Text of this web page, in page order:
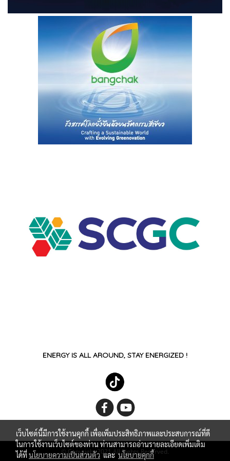
ENERGY IS ALL AROUND, STAY ENERGIZED !
© Copyright 2021 All Rights Reserved.
เว็บไซต์นี้มีการใช้งานคุกกี้ เพื่อเพิ่มประสิทธิภาพและประสบการณ์ที่ดี
ในการใช้งานเว็บไซต์ของท่าน ท่านสามารถอ่านรายละเอียดเพิ่มเติม
ได้ที่นโยบายความเป็นส่วนตัวและนโยบายคุกกี้